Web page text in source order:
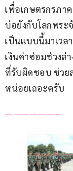
เพื่อเกษตรกรภา
บ่อยังกับโลกพระ
เป็นแบบนี้มาเวล
เงินค่าซ่อมช่วงล่
ที่รับผิดชอบ ช่วย
หน่อยเถอะครับ
———————